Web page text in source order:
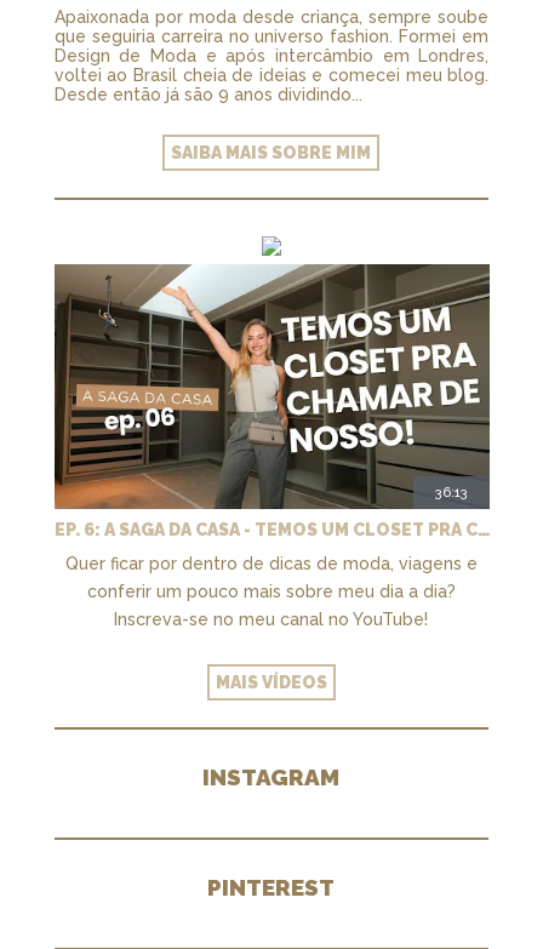
Apaixonada por moda desde criança, sempre soube
que seguiria carreira no universo fashion. Formei em
Design de Moda e após intercâmbio em Londres,
voltei ao Brasil cheia de ideias e comecei meu blog.
Desde então já são 9 anos dividindo...
SAIBA MAIS SOBRE MIM
36:13
EP. 6: A SAGA DA CASA - TEMOS UM CLOSET PRA CHAMAR DE NOSSO + MARCENARIA E PAISAGISMO
Quer ficar por dentro de dicas de moda, viagens e
conferir um pouco mais sobre meu dia a dia?
Inscreva-se no meu canal no YouTube!
MAIS VÍDEOS
INSTAGRAM
PINTEREST